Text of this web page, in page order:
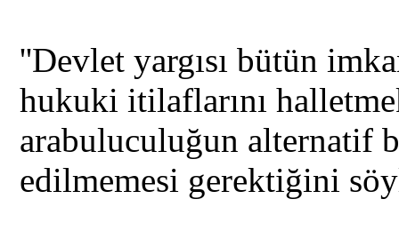
''Devlet yargısı bütün
hukuki itilaflarını
arabuluculuğun alternatif
edilmemesi gerektiğini